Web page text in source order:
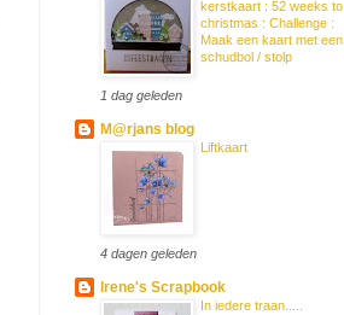
kerstkaart : 52 weeks to
christmas : Challenge :
Maak een kaart met een
schudbol / stolp
1 dag geleden
M@rjans blog
Liftkaart
4 dagen geleden
Irene's Scrapbook
In iedere traan.....